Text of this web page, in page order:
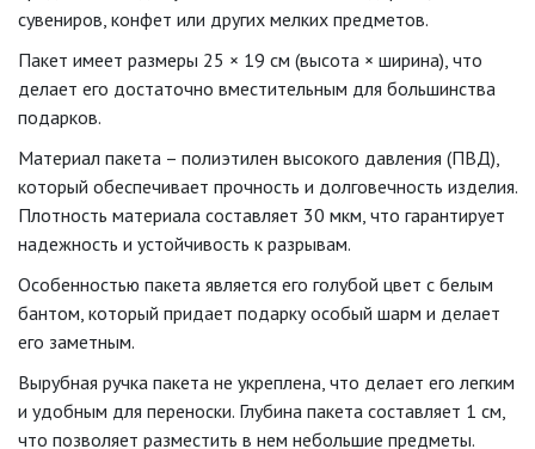
сувениров, конфет или других мелких предметов.
Пакет имеет размеры 25 × 19 см (высота × ширина), что
делает его достаточно вместительным для большинства
подарков.
Материал пакета – полиэтилен высокого давления (ПВД),
который обеспечивает прочность и долговечность изделия.
Плотность материала составляет 30 мкм, что гарантирует
надежность и устойчивость к разрывам.
Особенностью пакета является его голубой цвет с белым
бантом, который придает подарку особый шарм и делает
его заметным.
Вырубная ручка пакета не укреплена, что делает его легким
и удобным для переноски. Глубина пакета составляет 1 см,
что позволяет разместить в нем небольшие предметы.